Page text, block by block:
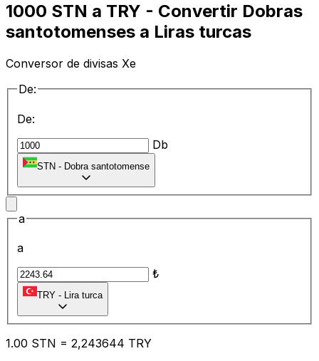
1000 STN a TRY - Convertir Dobras
santotomenses a Liras turcas
Conversor de divisas Xe
De:
De:
Db
STN - Dobra santotomense
a
a
₺
TRY - Lira turca
1.00 STN = 2,243644 TRY